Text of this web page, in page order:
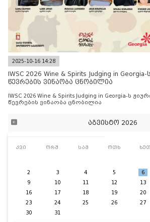
2025-10-16 14:28
IWSC 2026 Wine & Spirits Judging in
წევრების ვინაობა ცნობილია
IWSC 2026 Wine & Spirits Judging in Georgia-ს
წევრების ვინაობა ცნობილია
აგვისტო 2026
კვი ორშ სამ ოთხ ხუთ
2
3 4 5 6
9
10 11 12 13
16
17 18 19 20
23
24 25 26 27
30
31